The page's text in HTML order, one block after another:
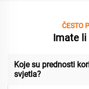
ČESTO
Imate li
Koje su prednosti
svjetla?